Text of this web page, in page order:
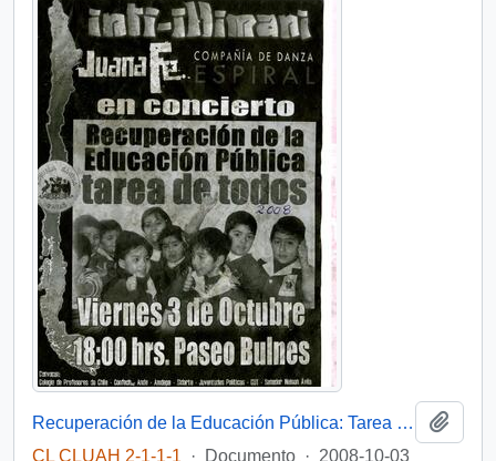
Recuperación de la Educación Pública: Tarea de todos
CL CLUAH 2-1-1-1
· Documento · 2008-10-03